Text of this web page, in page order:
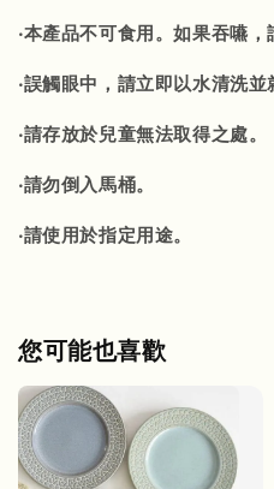
‧本產品不可食用。如果吞嚥
‧誤觸眼中，請立即以水清洗並
‧請存放於兒童無法取得之處。
‧請勿倒入馬桶。
‧請使用於指定用途。
您可能也喜歡